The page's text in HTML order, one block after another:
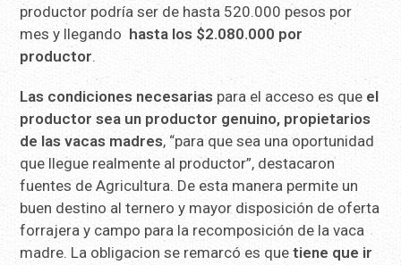
productor podría ser de hasta 520.000 pesos por
mes y llegando hasta los $2.080.000 por
productor.
Las condiciones necesarias para el acceso es que el
productor sea un productor genuino, propietarios
de las vacas madres, “para que sea una oportunidad
que llegue realmente al productor”, destacaron
fuentes de Agricultura. De esta manera permite un
buen destino al ternero y mayor disposición de oferta
forrajera y campo para la recomposición de la vaca
madre. La obligacion se remarcó es quetiene que ir